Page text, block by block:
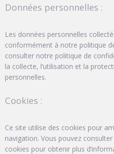
Données personnelles :
Les données personnelles
conformément à notre politique
consulter notre politique de
la collecte, l’utilisation et la
personnelles.
Cookies :
Ce site utilise des cookies pour
navigation. Vous pouvez
cookies pour obtenir plus